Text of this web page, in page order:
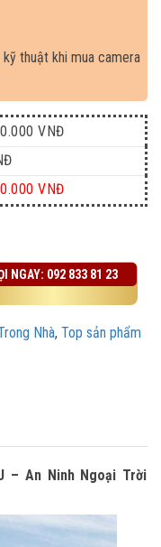
thuật khi mua camera
VNĐ
VNĐ
NGAY: 092 833 81 23
Nhà, Top sản phẩm
– An Ninh Ngoại Trời